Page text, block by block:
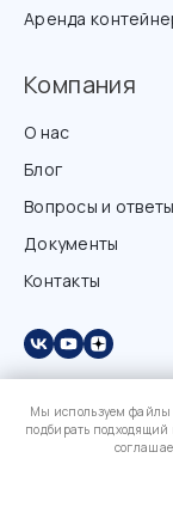
Аренда
Компания
О нас
Блог
Вопросы и ответы
Документы
Контакты
Мы используем файлы
подбирать подходящий